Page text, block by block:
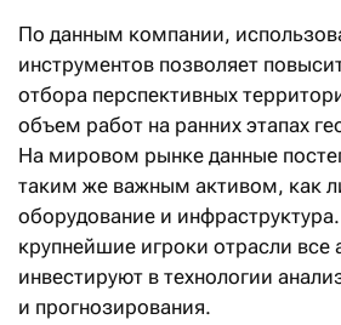
По данным компании,
инструментов позволяет
отбора перспективных
объем работ на ранних этапах
На мировом рынке данные
таким же важным активом, как
оборудование и
крупнейшие игроки отрасли все
инвестируют в технологии
и прогнозирования.